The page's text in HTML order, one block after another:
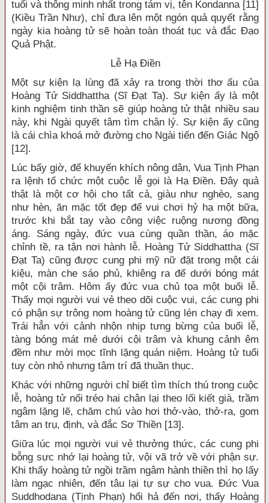
tuổi và thông minh nhất trong tám vị, tên Kondanna [11]
(Kiều Trần Như), chỉ đưa lên một ngón quả quyết rằng
ngày kia hoàng tử sẽ hoàn toàn thoát tục và đắc Đạo
Quả Phật.
Lễ Hạ Điền
Một sự kiện lạ lùng đã xảy ra trong thời thơ ấu của
Hoàng Tử Siddhattha (Sĩ Đạt Ta). Sự kiện ấy là một
kinh nghiệm tinh thần sẽ giúp hoàng tử thật nhiều sau
này, khi Ngài quyết tâm tìm chân lý. Sự kiện ấy cũng
là cái chìa khoá mở đường cho Ngài tiến đến Giác Ngộ
[12].
Lúc bấy giờ, để khuyến khích nông dân, Vua Tịnh Phạn
ra lệnh tổ chức một cuộc lễ gọi là Hạ Điền. Đây quả
thật là một cơ hội cho tất cả, giàu như nghèo, sang
như hèn, ăn mặc tốt đẹp để vui chơi hỷ hạ một bữa,
trước khi bắt tay vào công việc ruộng nương đồng
áng. Sáng ngày, đức vua cùng quần thần, áo mặc
chỉnh tề, ra tận nơi hành lễ. Hoàng Tử Siddhattha (Sĩ
Đạt Ta) cũng được cung phi mỹ nữ đặt trong một cái
kiệu, màn che sáo phủ, khiêng ra để dưới bóng mát
một cội trâm. Hôm ấy đức vua chủ tọa một buổi lễ.
Thấy mọi người vui vẻ theo dõi cuộc vui, các cung phi
có phận sự trông nom hoàng tử cũng lén chạy đi xem.
Trái hẳn với cảnh nhộn nhịp tưng bừng của buổi lễ,
tàng bóng mát mẻ dưới cội trâm và khung cảnh êm
đềm như mời mọc tĩnh lặng quán niệm. Hoàng tử tuổi
tuy còn nhỏ nhưng tâm trí đã thuần thục.
Khác với những người chỉ biết tìm thích thú trong cuộc
lễ, hoàng tử nối tréo hai chân lại theo lối kiết già, trầm
ngâm lặng lẽ, chăm chú vào hơi thở-vào, thở-ra, gom
tâm an trụ, định, và đắc Sơ Thiền [13].
Giữa lúc mọi người vui vẻ thưởng thức, các cung phi
bỗng sực nhớ lại hoàng tử, vội vã trở về với phận sự.
Khi thấy hoàng tử ngồi trầm ngâm hành thiền thì họ lấy
làm ngạc nhiên, đến tâu lại tự sự cho vua. Đức Vua
Suddhodana (Tịnh Phạn) hối hả đến nơi, thấy Hoàng